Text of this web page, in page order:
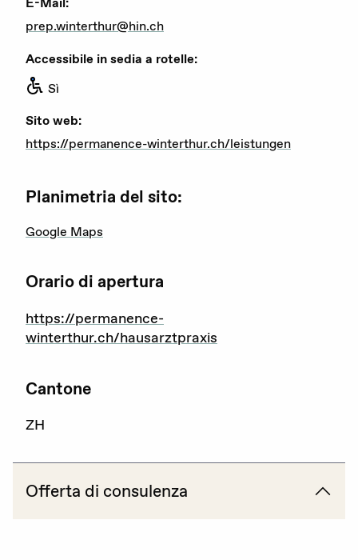
Agenda
Portale offerte d’impiego
Area stampa
Rete giovani
Consulenza
Emergenze
I nostri obiettivi
Membri
Partner
Rapporto annuale
prep.winterthur@hin.ch
Accessibile in sedia a rotelle:
Sì
Sito web:
https://permanence-winterthur.ch/leistungen
Planimetria del sito:
Google Maps
Orario di apertura
https://permanence-
winterthur.ch/hausarztpraxis
Cantone
ZH
Offerta di consulenza